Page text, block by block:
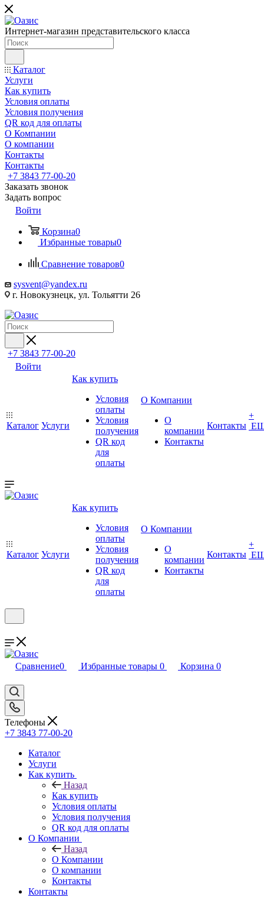
Интернет-магазин представительского класса
Каталог
Услуги
Как купить
Условия оплаты
Условия получения
QR код для оплаты
О Компании
О компании
Контакты
Контакты
+7 3843 77-00-20
Заказать звонок
Задать вопрос
Войти
Корзина0
Избранные товары0
Сравнение товаров0
sysvent@yandex.ru
г. Новокузнецк, ул. Тольятти 26
+7 3843 77-00-20
Войти
Каталог Услуги
Как купить
Условия
оплаты
Условия
получения
QR код
для
оплаты
О Компании
О
компании
Контакты
Контакты
+
Каталог Услуги
Как купить
Условия
оплаты
Условия
получения
QR код
для
оплаты
О Компании
О
компании
Контакты
Контакты
+
Сравнение0 Избранные товары 0 Корзина 0
Телефоны
+7 3843 77-00-20
Каталог
Услуги
Как купить
Назад
Как купить
Условия оплаты
Условия получения
QR код для оплаты
О Компании
Назад
О Компании
О компании
Контакты
Контакты